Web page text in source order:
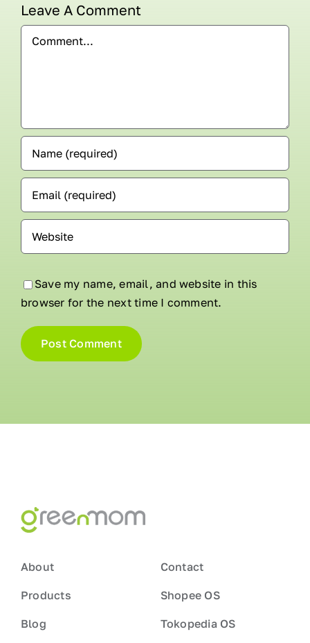
Leave A Comment
Comment
Save my name, email, and website in this
browser for the next time I comment.
About
Products
Blog
Contact
Shopee OS
Tokopedia OS